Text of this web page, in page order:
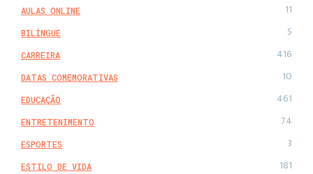
AULAS ONLINE 11
BILÍNGUE 5
CARREIRA 416
DATAS COMEMORATIVAS 10
EDUCAÇÃO 461
ENTRETENIMENTO 74
ESPORTES 3
ESTILO DE VIDA 181